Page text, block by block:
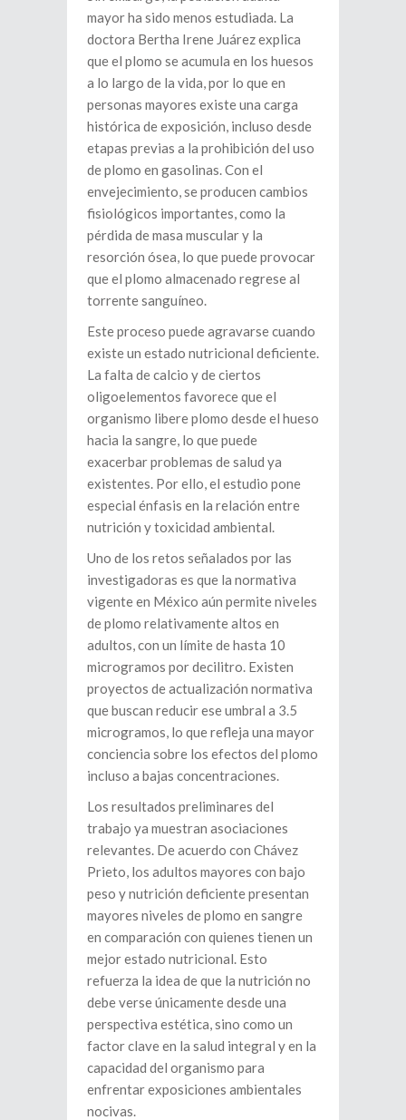
mayor ha sido menos estudiada. La
doctora Bertha Irene Juárez explica
que el plomo se acumula en los huesos
a lo largo de la vida, por lo que en
personas mayores existe una carga
histórica de exposición, incluso desde
etapas previas a la prohibición del uso
de plomo en gasolinas. Con el
envejecimiento, se producen cambios
fisiológicos importantes, como la
pérdida de masa muscular y la
resorción ósea, lo que puede provocar
que el plomo almacenado regrese al
torrente sanguíneo.
Este proceso puede agravarse cuando
existe un estado nutricional deficiente.
La falta de calcio y de ciertos
oligoelementos favorece que el
organismo libere plomo desde el hueso
hacia la sangre, lo que puede
exacerbar problemas de salud ya
existentes. Por ello, el estudio pone
especial énfasis en la relación entre
nutrición y toxicidad ambiental.
Uno de los retos señalados por las
investigadoras es que la normativa
vigente en México aún permite niveles
de plomo relativamente altos en
adultos, con un límite de hasta 10
microgramos por decilitro. Existen
proyectos de actualización normativa
que buscan reducir ese umbral a 3.5
microgramos, lo que refleja una mayor
conciencia sobre los efectos del plomo
incluso a bajas concentraciones.
Los resultados preliminares del
trabajo ya muestran asociaciones
relevantes. De acuerdo con Chávez
Prieto, los adultos mayores con bajo
peso y nutrición deficiente presentan
mayores niveles de plomo en sangre
en comparación con quienes tienen un
mejor estado nutricional. Esto
refuerza la idea de que la nutrición no
debe verse únicamente desde una
perspectiva estética, sino como un
factor clave en la salud integral y en la
capacidad del organismo para
enfrentar exposiciones ambientales
nocivas.